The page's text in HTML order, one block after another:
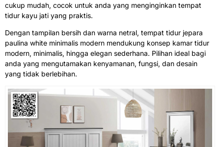
cukup mudah, cocok untuk anda yang menginginkan tempat
tidur kayu jati yang praktis.
Dengan tampilan bersih dan warna netral, tempat tidur jepara
paulina white minimalis modern mendukung konsep kamar tidur
modern, minimalis, hingga elegan sederhana. Pilihan ideal bagi
anda yang mengutamakan kenyamanan, fungsi, dan desain
yang tidak berlebihan.